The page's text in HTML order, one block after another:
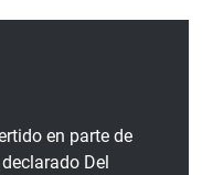
en parte de
Del